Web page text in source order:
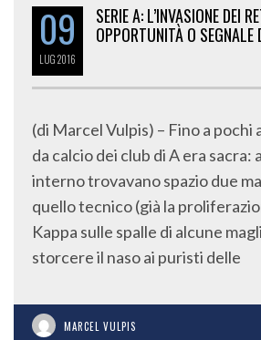
09
LUG2016
SERIE A: L’INVASIONE DEI
OPPORTUNITÀ O
(di Marcel Vulpis) – Fino a pochi
da calcio dei club di A era sacra:
interno trovavano spazio due
quello tecnico (già la
Kappa sulle spalle di alcune
storcere il naso ai puristi delle
MARCEL VULPIS